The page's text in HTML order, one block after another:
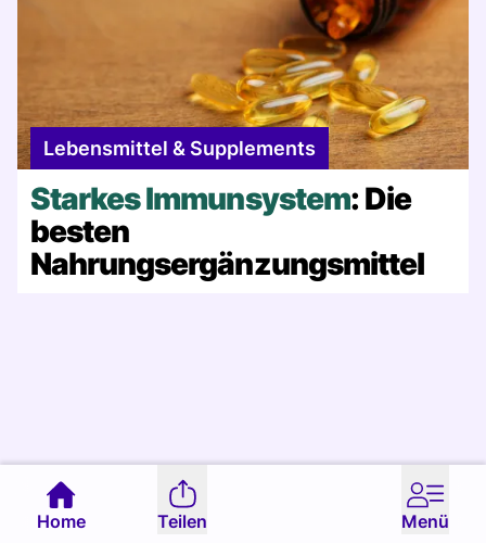
Lebensmittel & Supplements
Starkes Immunsystem: Die
besten
Nahrungsergänzungsmittel
Home Teilen Menü